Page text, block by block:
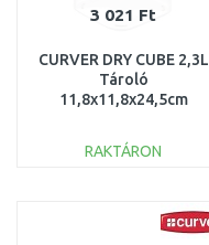
3 021 Ft
CURVER DRY CUBE 2,3L
Tároló
11,8x11,8x24,5cm
03512-840
RAKTÁRON
Összehasonlítás